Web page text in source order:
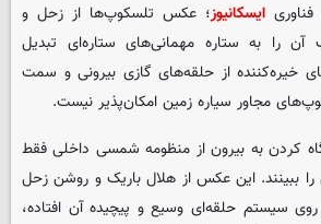
ایسکانیوز؛ عکس تلسکوپ‌ها از زحل و
را به ستاره مهمانی‌های ستاره‌ای تبدیل
خیره‌کننده از حلقه‌های گازی بیرونی و سمت
مجاور سیاره زمین امکان‌پذیر نیست.
کردن به بیرون از منظومه شمسی داخلی فقط
ببینند. این عکس از هلال باریک و روشن زحل
سیستم حلقه‌ای وسیع و پیچیده آن افتاده،